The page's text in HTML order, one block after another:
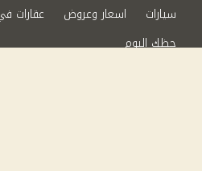
سيارات
اسعار وعروض عقارات
حظك اليوم